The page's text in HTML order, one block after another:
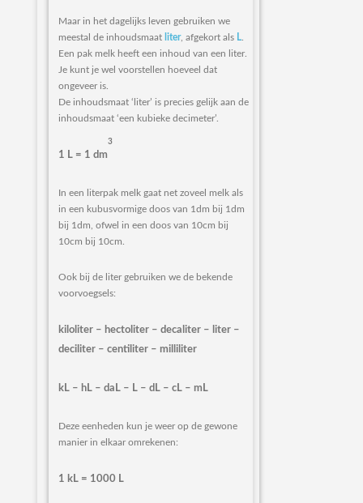
Maar in het dagelijks leven gebruiken we
meestal de inhoudsmaat liter, afgekort als L
Een pak melk heeft een inhoud van een liter.
Je kunt je wel voorstellen hoeveel dat
ongeveer is.
De inhoudsmaat ‘liter’ is precies gelijk aan de
inhoudsmaat ‘een kubieke decimeter’.
1 L = 1 dm
3
In een literpak melk gaat net zoveel melk als
in een kubusvormige doos van 1dm bij 1dm
bij 1dm, ofwel in een doos van 10cm bij
10cm bij 10cm.
Ook bij de liter gebruiken we de bekende
voorvoegsels:
kiloliter – hectoliter – decaliter – liter –
deciliter – centiliter – milliliter
kL – hL – daL – L – dL – cL – mL
Deze eenheden kun je weer op de gewone
manier in elkaar omrekenen:
1 kL = 1000 L